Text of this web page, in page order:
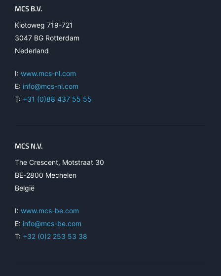
MCS B.V.
Kiotoweg 719-721
3047 BG Rotterdam
Nederland
I: www.mcs-nl.com
E: info@mcs-nl.com
T: +31 (0)88 437 55 55
MCS N.V.
The Crescent, Motstraat 30
BE-2800 Mechelen
België
I: www.mcs-be.com
E: info@mcs-be.com
T: +32 (0)2 253 53 38